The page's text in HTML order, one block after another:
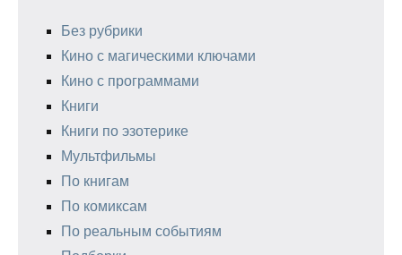
Без рубрики
Кино с магическими ключами
Кино с программами
Книги
Книги по эзотерике
Мультфильмы
По книгам
По комиксам
По реальным событиям